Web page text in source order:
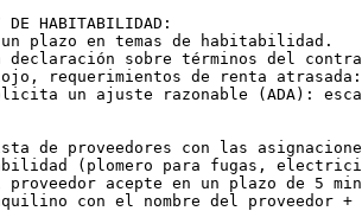
HABITABILIDAD:
un plazo en temas de habitabilidad.
declaración sobre términos del
requerimientos de renta
un ajuste razonable (ADA):
de proveedores con las
(plomero para fugas,
proveedor acepte en un plazo de 5
con el nombre del proveedor